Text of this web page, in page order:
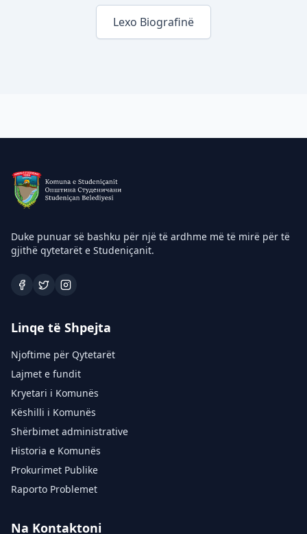
Lexo Biografinë
Duke punuar së bashku për një të ardhme më të mirë për të
gjithë qytetarët e Studeniçanit.
Linqe të Shpejta
Njoftime për Qytetarët
Lajmet e fundit
Kryetari i Komunës
Këshilli i Komunës
Shërbimet administrative
Historia e Komunës
Prokurimet Publike
Raporto Problemet
Na Kontaktoni